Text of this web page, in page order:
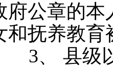
府公章的
和抚养教
3、 县级